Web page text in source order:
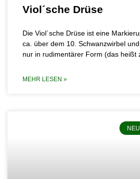
Viol´sche Drüse
Die Viol´sche Drüse ist eine
ca. über dem 10. Schwanzwirbel
nur in rudimentärer Form (das heißt
MEHR LESEN »